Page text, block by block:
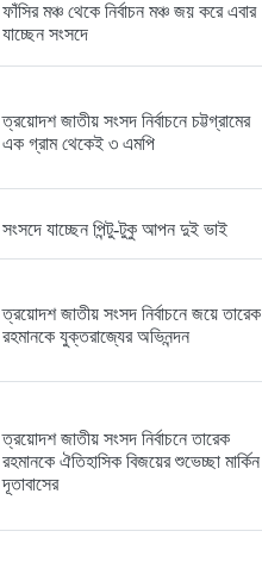
ত্রয়োদশ জাতীয় সংসদ নির্বাচনের বিজয়ে...
6 months আগে
ত্রয়োদশ জাতীয় সংসদ নির্বাচনে বিজয়...
ত্রয়োদশ জাতীয় সংসদ নির্বাচনের বিজয়ে...
ফাঁসির মঞ্চ থেকে নির্বাচন মঞ্চ জয় করে এবার
যাচ্ছেন সংসদে
ত্রয়োদশ জাতীয় সংসদ নির্বাচনে চট্টগ্রামের
এক গ্রাম থেকেই ৩ এমপি
সংসদে যাচ্ছেন পিন্টু-টুকু আপন দুই ভাই
ত্রয়োদশ জাতীয় সংসদ নির্বাচনে জয়ে তারেক
রহমানকে যুক্তরাজ্যের অভিনন্দন
ত্রয়োদশ জাতীয় সংসদ নির্বাচনে তারেক
রহমানকে ঐতিহাসিক বিজয়ের শুভেচ্ছা মার্কিন
দূতাবাসের